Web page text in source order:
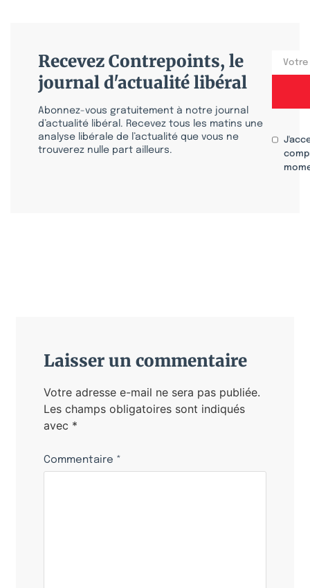
Recevez Contrepoints, le
journal d'actualité libéral
Abonnez-vous gratuitement à notre journal
d’actualité libéral. Recevez tous les matins une
analyse libérale de l’actualité que vous ne
trouverez nulle part ailleurs.
Laisser un commentaire
Votre adresse e-mail ne sera pas publiée.
Les champs obligatoires sont indiqués
avec *
Commentaire *